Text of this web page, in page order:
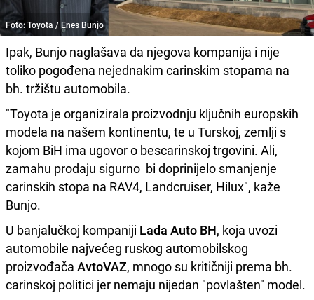
Foto: Toyota / Enes Bunjo
Ipak, Bunjo naglašava da njegova kompanija i nije
toliko pogođena nejednakim carinskim stopama na
bh. tržištu automobila.
"Toyota je organizirala proizvodnju ključnih europskih
modela na našem kontinentu, te u Turskoj, zemlji s
kojom BiH ima ugovor o bescarinskoj trgovini. Ali,
zamahu prodaju sigurno bi doprinijelo smanjenje
carinskih stopa na RAV4, Landcruiser, Hilux", kaže
Bunjo.
U banjalučkoj kompaniji Lada Auto BH, koja uvozi
automobile najvećeg ruskog automobilskog
proizvođača AvtoVAZ, mnogo su kritičniji prema bh.
carinskoj politici jer nemaju nijedan "povlašten" model.